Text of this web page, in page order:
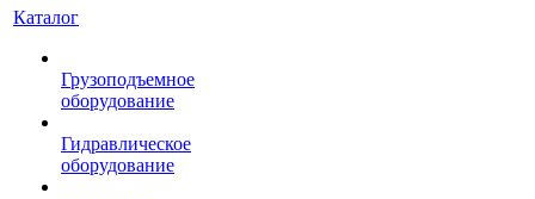
Каталог
Грузоподъемное
оборудование
Гидравлическое
оборудование